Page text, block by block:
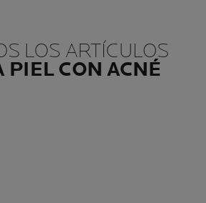
LOS ARTÍCULOS
PIEL CON ACNÉ